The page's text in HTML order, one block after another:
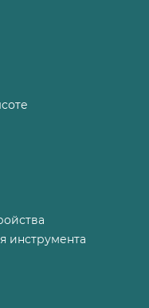
инструмента